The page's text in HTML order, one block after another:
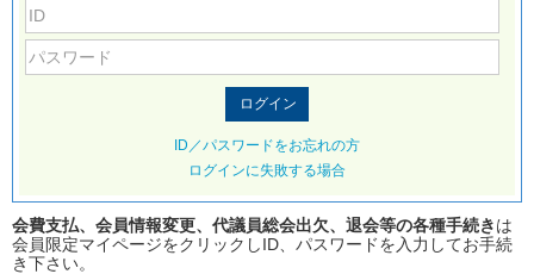
ID／パスワードをお忘れの方
ログインに失敗する場合
会費支払、会員情報変更、代議員総会出欠、退会等の各種手続きは
会員限定マイページをクリックしID、パスワードを入力してお手続
き下さい。